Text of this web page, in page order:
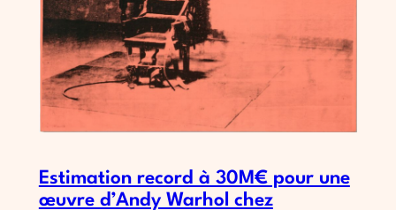
Estimation record à 30M€ pour une
œuvre d’Andy Warhol chez